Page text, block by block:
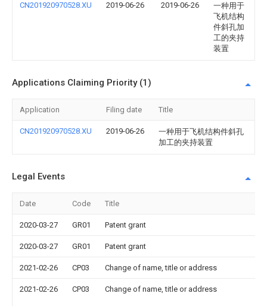
CN201920970528.XU 2019-06-26 2019-06-26
一种用于
飞机结构
件斜孔加
工的夹持
装置
Applications Claiming Priority (1)
Application Filing date Title
CN201920970528.XU 2019-06-26
一种用于飞机结构件斜孔
加工的夹持装置
Legal Events
Date Code Title
2020-03-27 GR01 Patent grant
2020-03-27 GR01 Patent grant
2021-02-26 CP03 Change of name, title or address
2021-02-26 CP03 Change of name, title or address